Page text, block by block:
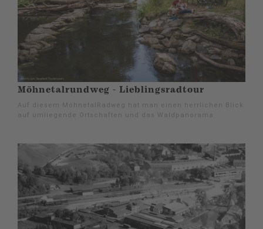
Möhnetalrundweg - Lieblingsradtour
Auf diesem MöhnetalRadweg hat man einen herrlichen Blick
auf umliegende Ortschaften und das Waldpanorama.